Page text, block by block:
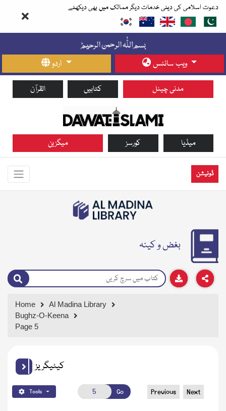
دعوت اسلامی کی دینی خدمات دیگر ممالک میں بھی دیکھئے
اردو ویب سائٹس
القرآن کتابیں مدنی چینل
میگزین کورسز میڈیا
ڈونیشن
بغض و کینہ
Home
Al Madina Library
Bughz-O-Keena
Page 5
کیٹیگریز
Tools Go Previous Next